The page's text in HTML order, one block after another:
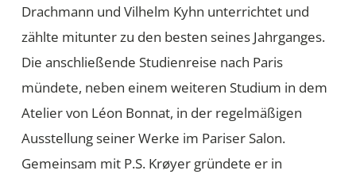
Drachmann und Vilhelm Kyhn unterrichtet und
zählte mitunter zu den besten seines Jahrganges.
Die anschließende Studienreise nach Paris
mündete, neben einem weiteren Studium in dem
Atelier von Léon Bonnat, in der regelmäßigen
Ausstellung seiner Werke im Pariser Salon.
Gemeinsam mit P.S. Krøyer gründete er in